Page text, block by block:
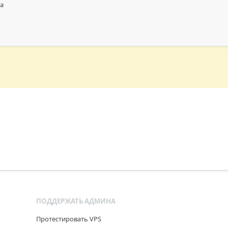
ПОДДЕРЖАТЬ АДМИНА
Протестировать VPS